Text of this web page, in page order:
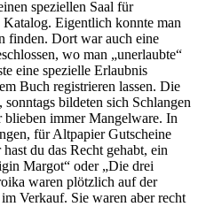
speziellen Saal für
Eigentlich konnte man
finden. Dort war auch eine
wo man
unerlaubte
eine spezielle Erlaubnis
Buch registrieren lassen. Die
bildeten sich Schlangen
immer Mangelware. In
für Altpapier Gutscheine
du das Recht gehabt, ein
Margot oder Die drei
waren plötzlich auf der
Verkauf. Sie waren aber recht